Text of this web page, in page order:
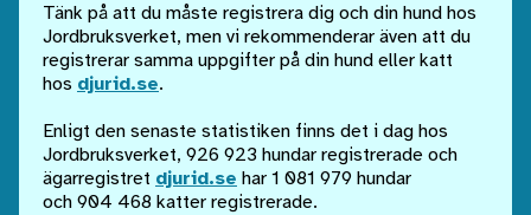
Tänk på att du måste registrera dig och din hund hos
Jordbruksverket, men vi rekommenderar även att du
registrerar samma uppgifter på din hund eller katt
hos djurid.se.
Enligt den senaste statistiken finns det i dag hos
Jordbruksverket, 926 923 hundar registrerade och
ägarregistret djurid.se har 1 081 979 hundar
och 904 468 katter registrerade.